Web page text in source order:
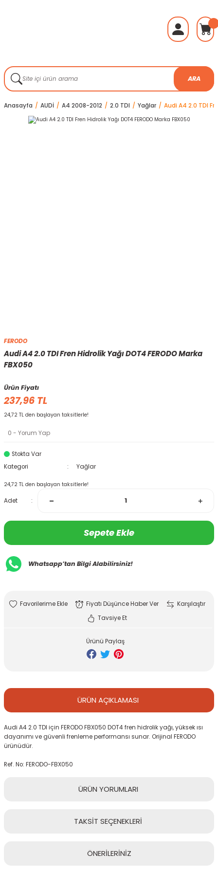
ARA
Anasayfa AUDİ A4 2008-2012 2.0 TDI Yağlar Audi A4 2.0 TDI
FERODO
Audi A4 2.0 TDI Fren Hidrolik Yağı DOT4 FERODO Marka
FBX050
Ürün Fiyatı
237,96 TL
24,72 TL den başlayan taksitlerle!
0 - Yorum Yap
Stokta Var
Kategori
Yağlar
24,72 TL den başlayan taksitlerle!
Adet
Sepete Ekle
Whatsapp’tan Bilgi Alabilirsiniz!
Fiyatı Düşünce Haber Ver
Karşılaştır
Tavsiye Et
Ürünü Paylaş
ÜRÜN AÇIKLAMASI
Audi A4 2.0 TDI için FERODO FBX050 DOT4 fren hidrolik yağı, yüksek ısı
dayanımı ve güvenli frenleme performansı sunar. Orijinal FERODO
ürünüdür.
Ref. No: FERODO-FBX050
ÜRÜN YORUMLARI
TAKSİT SEÇENEKLERİ
ÖNERİLERİNİZ